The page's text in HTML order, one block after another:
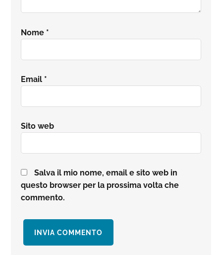
Nome *
Email *
Sito web
Salva il mio nome, email e sito web in
questo browser per la prossima volta che
commento.